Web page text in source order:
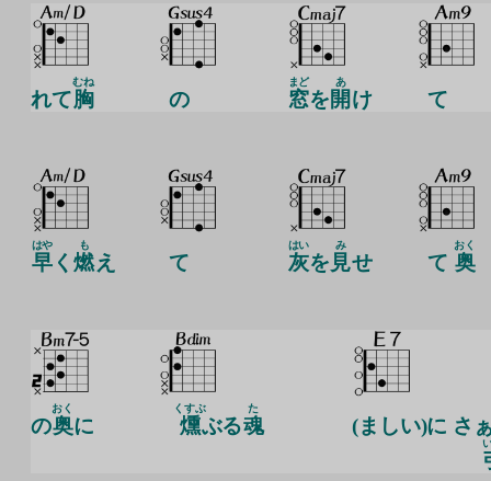
れて胸
むね
の 窓
まど
を開
あ
け て
早
はや
く 燃
も
え て 灰
はい
を 見
み
せ て 奥
おく
の奥
おく
に 燻
くすぶ
ぶる魂
た
(ましい)に さ